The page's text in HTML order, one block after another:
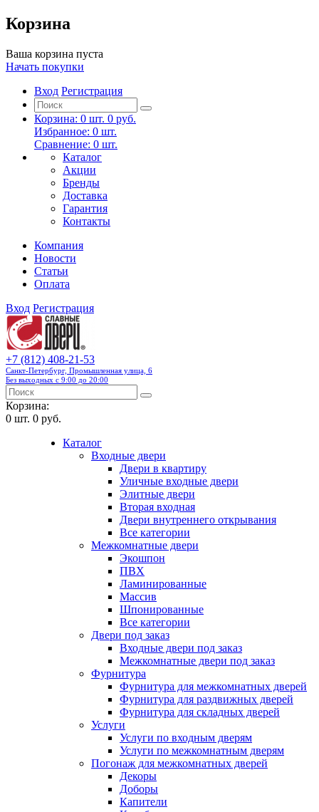
Корзина
Ваша корзина пуста
Начать покупки
Вход Регистрация
Корзина: 0 шт. 0 руб.
Избранное: 0 шт.
Сравнение: 0 шт.
Каталог
Акции
Бренды
Доставка
Гарантия
Контакты
Компания
Новости
Статьи
Оплата
Вход Регистрация
+7 (812) 408-21-53
Санкт-Петербург, Промышленная улица, 6
Без выходных с 9:00 до 20:00
Корзина:
0 шт. 0 руб.
Каталог
Входные двери
Двери в квартиру
Уличные входные двери
Элитные двери
Вторая входная
Двери внутреннего открывания
Все категории
Межкомнатные двери
Экошпон
ПВХ
Ламинированные
Массив
Шпонированные
Все категории
Двери под заказ
Входные двери под заказ
Межкомнатные двери под заказ
Фурнитура
Фурнитура для межкомнатных дверей
Фурнитура для раздвижных дверей
Фурнитура для складных дверей
Услуги
Услуги по входным дверям
Услуги по межкомнатным дверям
Погонаж для межкомнатных дверей
Декоры
Доборы
Капители